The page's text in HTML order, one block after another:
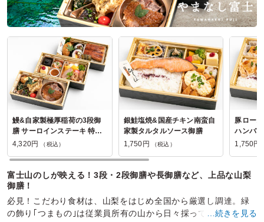
鰻&自家製極厚稲荷の3段御
膳 サーロインステーキ 特製
和風おろしソース
4,320円 （税込）
銀鮭塩焼&国産チキン南蛮自
家製タルタルソース御膳
1,750円
（税込）
豚ロー
ハンバ
1,750円
富士山のしが映える！3段・2段御膳や長御膳など、上品な山梨
御膳！
必見！こだわり食材は、山梨をはじめ全国から厳選し調達。緑
の飾り｢つまもの｣は従業員所有の山から日々採ってきます！
…続きを見る